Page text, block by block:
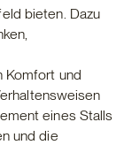
bieten. Dazu
Komfort und
eines Stalls
und die